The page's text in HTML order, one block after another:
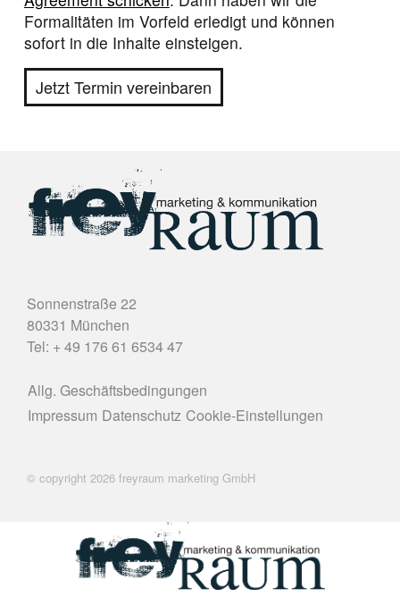
Formalitäten im Vorfeld erledigt und können
sofort in die Inhalte einsteigen.
Jetzt Termin vereinbaren
Sonnenstraße 22
80331 München
Tel: + 49 176 61 6534 47
Allg. Geschäftsbedingungen
Impressum Datenschutz Cookie-Einstellungen
© copyright 2026 freyraum marketing GmbH